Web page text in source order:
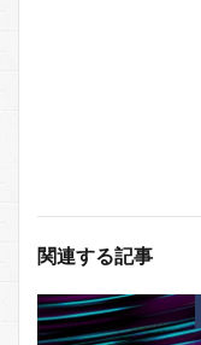
関連する記事